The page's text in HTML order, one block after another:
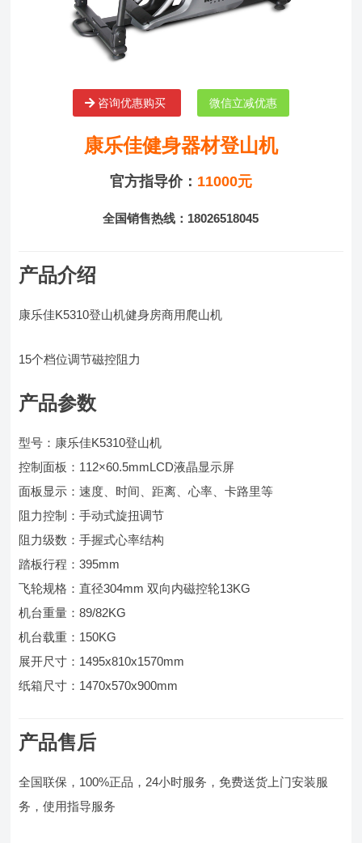
咨询优惠购买 微信立减优惠
康乐佳健身器材登山机
官方指导价： 11000元
全国销售热线：18026518045
产品介绍
康乐佳K5310登山机健身房商用爬山机
15个档位调节磁控阻力
产品参数
型号：康乐佳K5310登山机
控制面板：112×60.5mmLCD液晶显示屏
面板显示：速度、时间、距离、心率、卡路里等
阻力控制：手动式旋扭调节
阻力级数：手握式心率结构
踏板行程：395mm
飞轮规格：直径304mm 双向内磁控轮13KG
机台重量：89/82KG
机台载重：150KG
展开尺寸：1495x810x1570mm
纸箱尺寸：1470x570x900mm
产品售后
全国联保，100%正品，24小时服务，免费送货上门安装服
务，使用指导服务